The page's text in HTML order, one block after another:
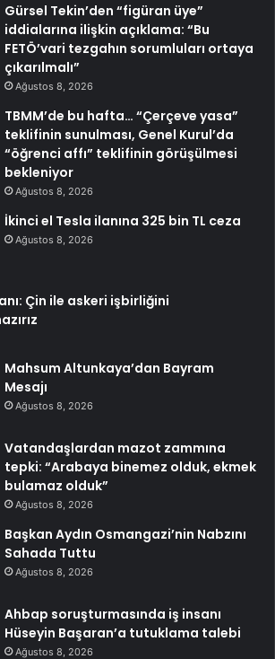
Gürsel Tekin’den “figüran üye”
iddialarına ilişkin açıklama: “Bu
FETÖ’vari tezgahın sorumluları ortaya
çıkarılmalı”
Ağustos 8, 2026
TBMM’de bu hafta… “Çerçeve yasa”
teklifinin sunulması, Genel Kurul’da
“öğrenci affı” teklifinin görüşülmesi
bekleniyor
Ağustos 8, 2026
İkinci el Tesla ilanına 325 bin TL ceza
Ağustos 8, 2026
Çin ile askeri işbirliğini
Mahsum Altunkaya’dan Bayram
Mesajı
Ağustos 8, 2026
Vatandaşlardan mazot zammına
tepki: “Arabaya binemez olduk, ekmek
bulamaz olduk”
Ağustos 8, 2026
Başkan Aydın Osmangazi’nin Nabzını
Sahada Tuttu
Ağustos 8, 2026
Ahbap soruşturmasında iş insanı
Hüseyin Başaran’a tutuklama talebi
Ağustos 8, 2026